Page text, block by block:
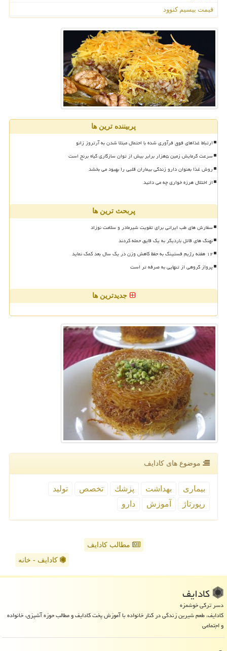
قیمت بیسیم کنوود
پربیننده ترین ها
ارتباط غذاهای فوق فرآوری شده با احتمال مبتلا شدن به آرتروز زانو
سرعت گرمایش زمین ۵هزار برابر بیش از توان سازگاری گیاه برنج است
روش غذا بعنوان دارو زندگی بیماران قلبی را بهبود می بخشد
از اختلال هرزه خواری چه می دانید
پربحث ترین ها
سفارش های طب ایرانی برای تقویت شیرمادر و سلامت نوزاد
نهنگ های قاتل باردیگر به یک قایق حمله کردند
۱۲ هفته رژیم فستینگ به حفظ کاهش وزن در یک سال بعد کمک نماید
پرواز گروهی از تنهایی به صرفه تر است
جدیدترین ها
موضوع های كادایف
بیماری بهداشت پزشك تخصص
تولید
رپورتاژ
آموزش دارو
مطالب کادایف
کادایف - خانه
كادایف
دسر ترکی خوشمزه
کادایف، طعم شیرین زندگی در کنار خانواده با آموزش پخت کادایف و مطالب حوزه آشپزی، خانواده
و اجتماعی